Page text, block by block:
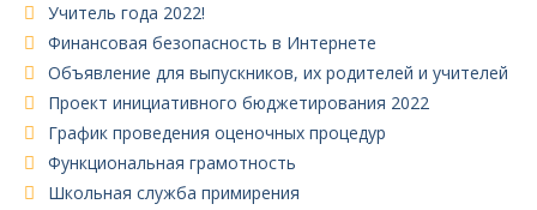
Учитель года 2022!
Финансовая безопасность в Интернете
Объявление для выпускников, их родителей и учителей
Проект инициативного бюджетирования 2022
График проведения оценочных процедур
Функциональная грамотность
Школьная служба примирения